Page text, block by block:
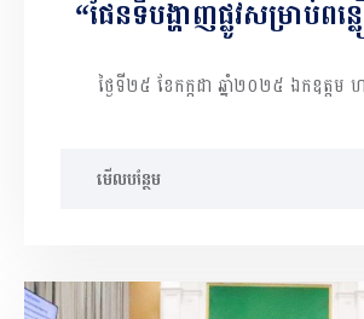
“ផែនទីបង្ហាញផ្លូវសម្រាប់ពន្
បន្ថយអត្រាមរណភាពមាតា
ការពិនិត្យមរណភាពមាតា និ
ថ្ងៃទី២៥ ខែកក្កដា ឆ្នាំ២០២៥ ឯកឧត្ត
មើលបន្ថែម